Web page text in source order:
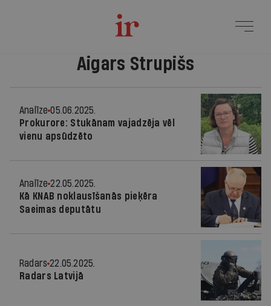
Aigars Strupišs
Analīze 05.06.2025.
Prokurore: Stukānam vajadzēja vēl
vienu apsūdzēto
Analīze 22.05.2025.
Kā KNAB noklausīšanās pieķēra
Saeimas deputātu
Radars 22.05.2025.
Radars Latvijā